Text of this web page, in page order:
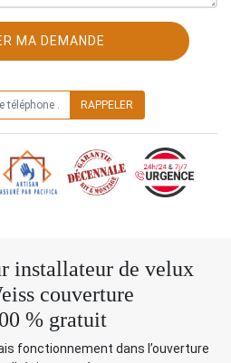
installateur de velux
couverture
% gratuit
fonctionnement dans l’ouverture